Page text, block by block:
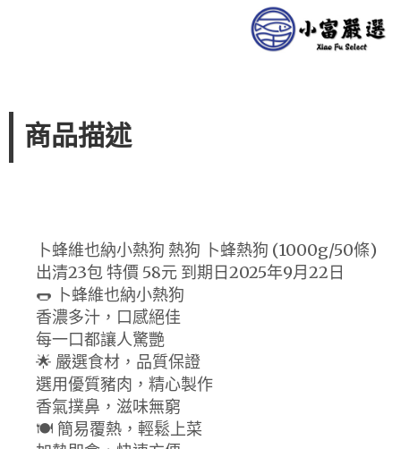
商品描述
卜蜂維也納小熱狗 熱狗 卜蜂熱狗 (1000g/50條)
出清23包 特價 58元 到期日2025年9月22日
🌭 卜蜂維也納小熱狗
香濃多汁，口感絕佳
每一口都讓人驚艷
🌟 嚴選食材，品質保證
選用優質豬肉，精心製作
香氣撲鼻，滋味無窮
🍽 簡易覆熱，輕鬆上菜